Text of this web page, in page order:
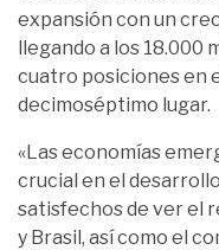
expansión con un
llegando a los 18.000
cuatro posiciones en
decimoséptimo lugar.
«Las economías
crucial en el
satisfechos de ver el
y Brasil, así como el